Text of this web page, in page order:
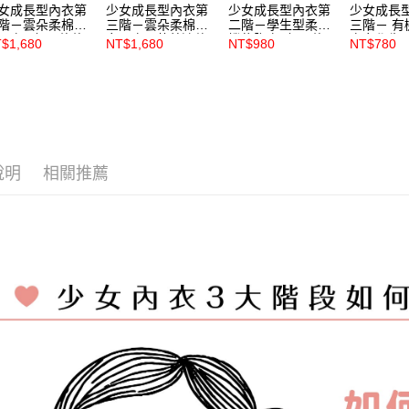
成長型內衣第
－雲朵柔棉少
衣 - 奶霜泡泡
米黃
少女成長型內衣第
三階－雲朵柔棉少
女內衣 - 莫蘭迪款
豆沙【S56163】
NT$1,680
少女成長型內衣第
二階－學生型柔棉
機能胸衣- 奶霜泡
泡款 豆沙
NT$980
少女成長
三階－ 有
少女學生
【5306】
NT$780
明 相關推薦